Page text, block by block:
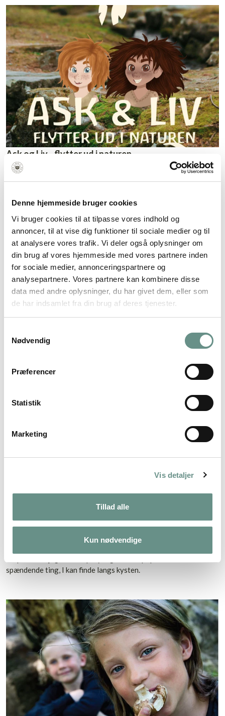
Denne hjemmeside bruger cookies
Vi bruger cookies til at tilpasse vores indhold og
annoncer, til at vise dig funktioner til sociale medier og til
at analysere vores trafik. Vi deler også oplysninger om
din brug af vores hjemmeside med vores partnere inden
for sociale medier, annonceringspartnere og
analysepartnere. Vores partnere kan kombinere disse
data med andre oplysninger, du har givet dem, eller som
de har indsamlet fra din brug af deres tjenester.
Nødvendig
Præferencer
Statistik
Marketing
Vis detaljer
Tillad alle
Kun nødvendige
Ask og Liv - flytter ud i naturen
En spændende historiefortælling for børnehavebørn med
Snit en lokkefløjte, som kan kalde på rådyr eller ræv.
Strandjagt efter opskyld
spændende ting, I kan finde langs kysten.